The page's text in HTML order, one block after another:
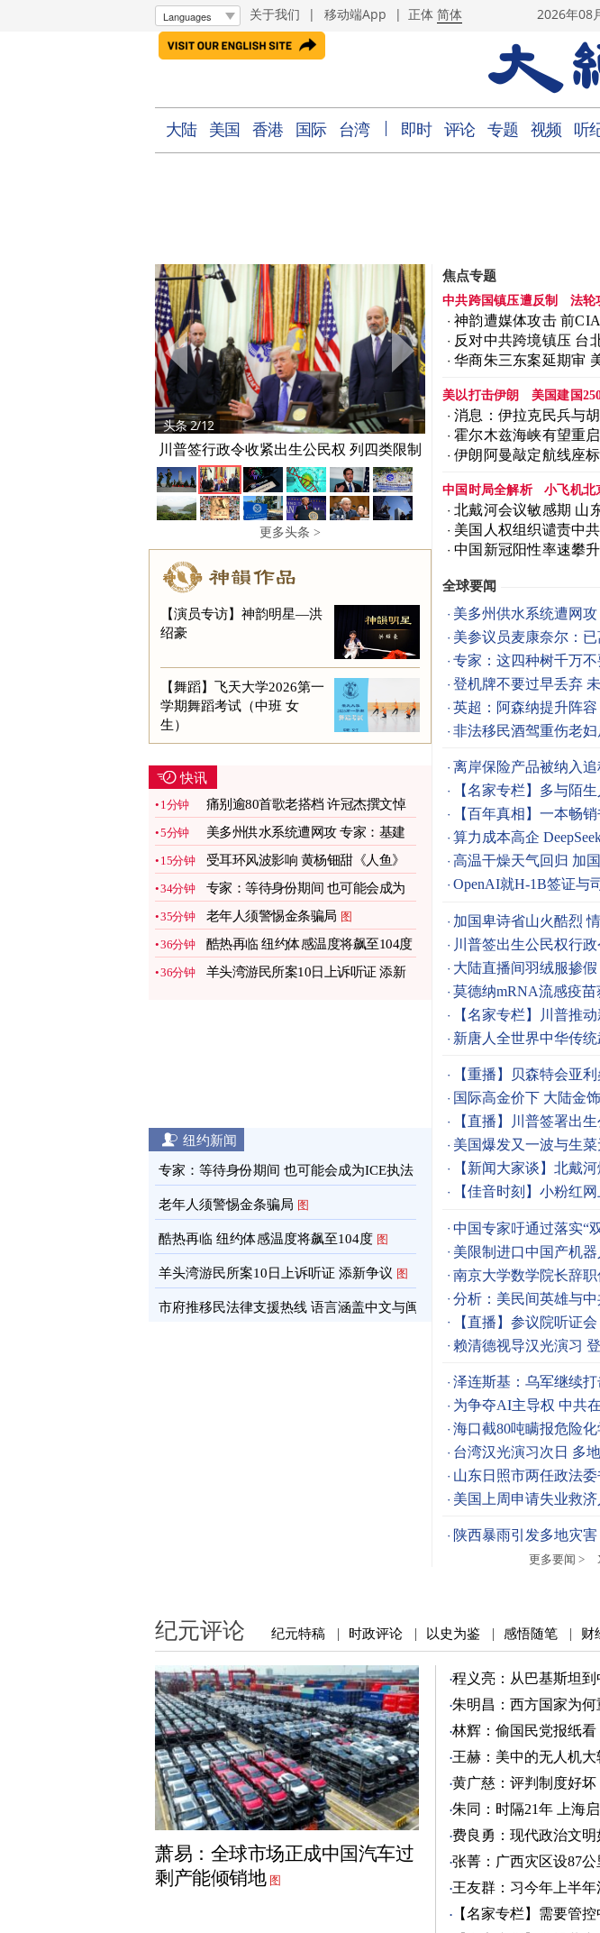
关于我们 | 移动端App | 正体 简体 2026年08
大陆 美国 香港 国际 台湾 即时 评论 专题 视频 听
头条 2/12
川普签行政令收紧出生公民权 列四类限制
更多头条 >
【演员专访】神韵明星—洪
绍豪
【舞蹈】飞天大学2026第一
学期舞蹈考试（中班 女
生）
快讯
1分钟
痛别逾80首歌老搭档 许冠杰撰文悼
念黎彼得 图
5分钟
美多州供水系统遭网攻 专家：基建
亟待现代化 图
15分钟
受耳环风波影响 黄杨钿甜《人鱼》
开播遇冷 图
34分钟
专家：等待身份期间 也可能会成为
ICE执法目标 图
35分钟 老年人须警惕金条骗局 图
36分钟 酷热再临 纽约体感温度将飙至104度
图
36分钟
羊头湾游民所案10日上诉听证 添新
纽约新闻
专家：等待身份期间 也可能会成为ICE执法
目标 图
老年人须警惕金条骗局 图
酷热再临 纽约体感温度将飙至104度 图
羊头湾游民所案10日上诉听证 添新争议 图
市府推移民法律支援热线 语言涵盖中文与闽
焦点专题
中共跨国镇压遭反制 法轮
神韵遭媒体攻击 前
反对中共跨境镇压 台
华商朱三东案延期审
美以打击伊朗 美国建国
消息：伊拉克民兵与
霍尔木兹海峡有望重
伊朗阿曼敲定航线座
中国时局全解析 小飞机北
北戴河会议敏感期 山
美国人权组织谴责中
中国新冠阳性率速攀
全球要闻
美多州供水系统遭网
美参议员麦康奈尔：
专家：这四种树千万
登机牌不要过早丢弃
英超：阿森纳提升阵
非法移民酒驾重伤老
离岸保险产品被纳入
【名家专栏】多与陌
【百年真相】一本畅
算力成本高企
高温干燥天气回归 加
OpenAI就H-1B签证与
加国卑诗省山火酷烈
图川普签出生公民权行
大陆直播间羽绒服掺
莫德纳mRNA流感疫
【名家专栏】川普推
新唐人全世界中华传
【重播】贝森特会亚
国际高金价下 大陆金
【直播】川普签署出
美国爆发又一波与生
【新闻大家谈】北戴
【佳音时刻】小粉红
中国专家吁通过落实“
美限制进口中国产机器
南京大学数学院长辞
分析：美民间英雄与
【直播】参议院听证
赖清德视导汉光演习
泽连斯基：乌军继续
为争夺AI主导权 中共
海口截80吨瞒报危险
台湾汉光演习次日 多
山东日照市两任政法
美国上周申请失业救济
陕西暴雨引发多地灾
更多要闻 >
纪元评论 纪元特稿 | 时政评论 | 以史为鉴 | 感悟随笔 | 财
萧易：全球市场正成中国汽车过
剩产能倾销地 图
程义亮：从巴基斯坦
两年
朱明昌：西方国家为
策？
图
林辉：偷国民党报纸
有刘志丹 图
王赫：美中的无人机大
黄广慈：评判制度好
否安稳
图
朱同：时隔21年 上海
费良勇：现代政治文明
革命
图
张菁：广西灾区设87
盖真相 图
王友群：习今年上半年
图
【名家专栏】需要管